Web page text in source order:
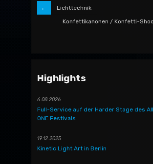
Lichttechnik
Konfettikanonen / Konfetti-
Highlights
6.08.2026
Full-Service auf der Harder Stage des
ONE Festivals
19.12.2025
Kinetic Light Art in Berlin